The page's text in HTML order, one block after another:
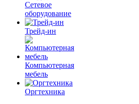
Сетевое
оборудование
Трейд-ин
Компьютерная
мебель
Оргтехника